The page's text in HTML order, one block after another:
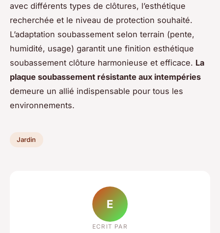
avec différents types de clôtures, l’esthétique
recherchée et le niveau de protection souhaité.
L’adaptation soubassement selon terrain (pente,
humidité, usage) garantit une finition esthétique
soubassement clôture harmonieuse et efficace. La
plaque soubassement résistante aux intempéries
demeure un allié indispensable pour tous les
environnements.
Jardin
E
ECRIT PAR